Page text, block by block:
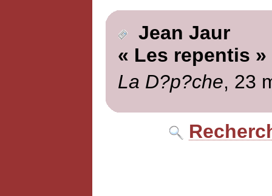
Jean Jaur
« Les repentis »
La D?p?che, 23